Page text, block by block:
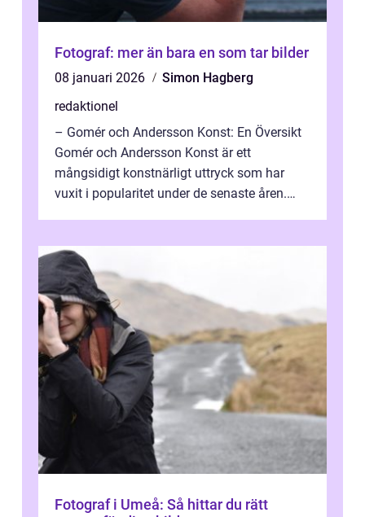
Fotograf: mer än bara en som tar bilder
08 januari 2026
Simon Hagberg
redaktionel
– Gomér och Andersson Konst: En Översikt
Gomér och Andersson Konst är ett
mångsidigt konstnärligt uttryck som har
vuxit i popularitet under de senaste åren.
Fotograf i Umeå: Så hittar du rätt